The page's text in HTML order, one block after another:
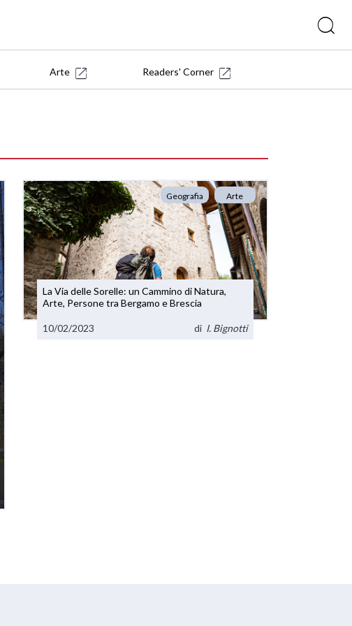
Arte Readers' Corner
Geografia Arte
La Via delle Sorelle: un Cammino di Natura,
Arte, Persone tra Bergamo e Brescia
10/02/2023 di I. Bignotti